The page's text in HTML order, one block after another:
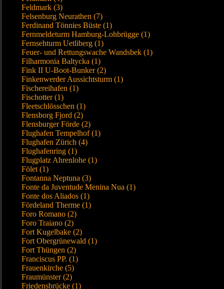
Feldmark (3)
Felsenburg Neurathen (7)
Ferdinand Tönnies Büste (1)
Fernmeldeturm Hamburg-Lohbrügge (1)
Fernsehturm Uetliberg (1)
Feuer- und Rettungswache Wandsbek (1)
Filharmonia Baltycka (1)
Fink II U-Boot-Bunker (2)
Finkenwerder Aussichtsturm (1)
Fischereihafen (1)
Fischotter (1)
Fleetschlösschen (1)
Flensborg Fjord (2)
Flensburger Förde (2)
Flughafen Tempelhof (1)
Flughafen Zürich (4)
Flughafenring (1)
Flugplatz Ahrenlohe (1)
Fölet (1)
Fontanna Neptuna (3)
Fonte da Juventude Menina Nua (1)
Fonte dos Aliados (1)
Fördeland Therme (1)
Foro Romano (2)
Foro Traiano (2)
Fort Kugelbake (2)
Fort Obergrünewald (1)
Fort Thüngen (2)
Franciscus PP. (1)
Frauenkirche (5)
Fraumünster (2)
Friedensbrücke (1)